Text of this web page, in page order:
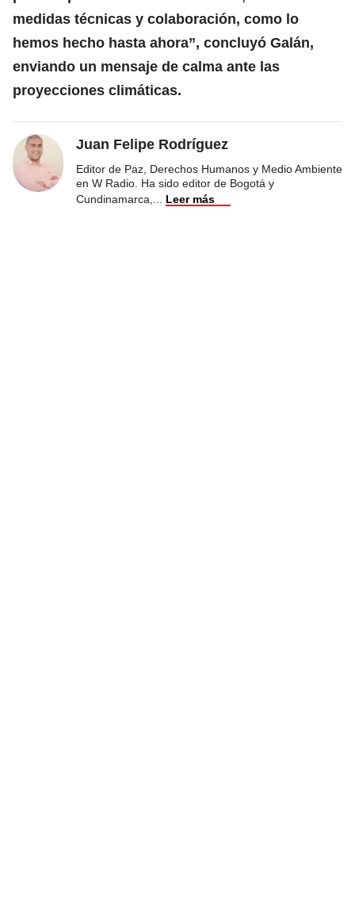
medidas técnicas y colaboración, como lo
hemos hecho hasta ahora”, concluyó Galán,
enviando un mensaje de calma ante las
proyecciones climáticas.
Juan Felipe Rodríguez
Editor de Paz, Derechos Humanos y Medio Ambiente
en W Radio. Ha sido editor de Bogotá y
Cundinamarca,
Leer más